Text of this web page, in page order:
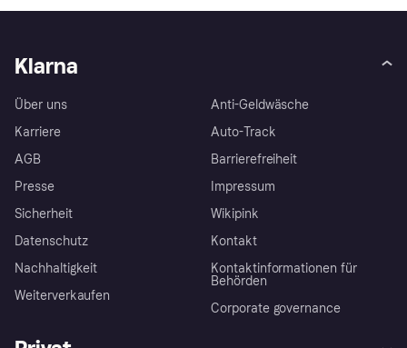
Klarna
Über uns
Karriere
AGB
Presse
Sicherheit
Datenschutz
Nachhaltigkeit
Weiterverkaufen
Anti-Geldwäsche
Auto-Track
Barrierefreiheit
Impressum
Wikipink
Kontakt
Kontaktinformationen für
Behörden
Corporate governance